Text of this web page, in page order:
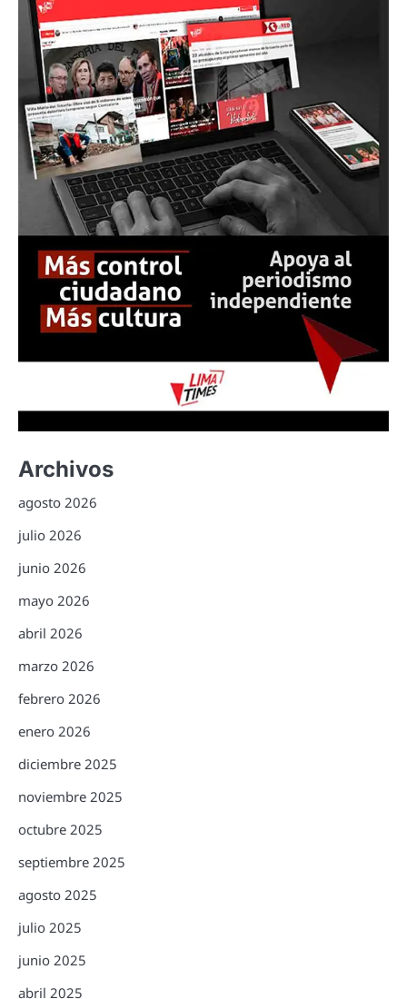
Archivos
agosto 2026
julio 2026
junio 2026
mayo 2026
abril 2026
marzo 2026
febrero 2026
enero 2026
diciembre 2025
noviembre 2025
octubre 2025
septiembre 2025
agosto 2025
julio 2025
junio 2025
abril 2025